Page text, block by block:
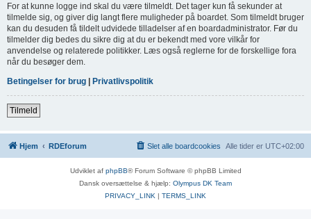
For at kunne logge ind skal du være tilmeldt. Det tager kun få sekunder at
tilmelde sig, og giver dig langt flere muligheder på boardet. Som tilmeldt bruger
kan du desuden få tildelt udvidede tilladelser af en boardadministrator. Før du
tilmelder dig bedes du sikre dig at du er bekendt med vore vilkår for
anvendelse og relaterede politikker. Læs også reglerne for de forskellige fora
når du besøger dem.
Betingelser for brug | Privatlivspolitik
Tilmeld
Hjem RDEforum Alle tider er UTC+02:00
Slet alle boardcookies
Udviklet af phpBB® Forum Software © phpBB Limited
Dansk oversættelse & hjælp: Olympus DK Team
PRIVACY_LINK | TERMS_LINK